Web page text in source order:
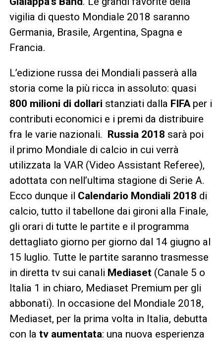
vigilia di questo Mondiale 2018 saranno
Germania, Brasile, Argentina, Spagna e
Francia.
L’edizione russa dei Mondiali passerà alla
storia come la più ricca in assoluto: quasi
800 milioni di dollari stanziati dalla FIFAper i
contributi economici e i premi da distribuire
fra le varie nazionali.
Russia 2018 sarà poi
il primo Mondiale di calcio in cui verrà
utilizzata la VAR (Video Assistant Referee),
adottata con nell’ultima stagione di Serie A.
Ecco dunque il Calendario Mondiali 2018 di
calcio, tutto il tabellone dai gironi alla Finale,
gli orari di tutte le partite e il programma
dettagliato giorno per giorno dal 14 giugno al
15 luglio. Tutte le partite saranno trasmesse
in diretta tv sui canali Mediaset (Canale 5 o
Italia 1 in chiaro, Mediaset Premium per gli
abbonati). In occasione del Mondiale 2018,
Mediaset, per la prima volta in Italia, debutta
con la tv aumentata: una nuova esperienza